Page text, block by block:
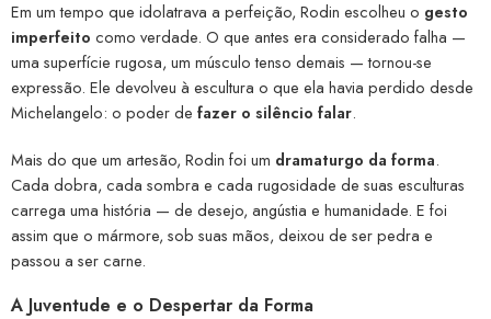
Em um tempo que idolatrava a perfeição, Rodin escolheu o gesto
imperfeito como verdade. O que antes era considerado falha —
uma superfície rugosa, um músculo tenso demais — tornou-se
expressão. Ele devolveu à escultura o que ela havia perdido desde
Michelangelo: o poder de fazer o silêncio falar.
Mais do que um artesão, Rodin foi um dramaturgo da forma.
Cada dobra, cada sombra e cada rugosidade de suas esculturas
carrega uma história — de desejo, angústia e humanidade. E foi
assim que o mármore, sob suas mãos, deixou de ser pedra e
passou a ser carne.
A Juventude e o Despertar da Forma